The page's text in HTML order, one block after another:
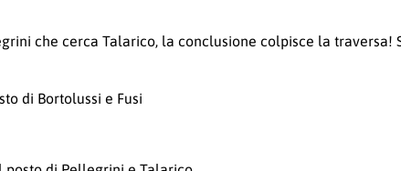
che cerca Talarico, la conclusione colpisce la
di Bortolussi e Fusi